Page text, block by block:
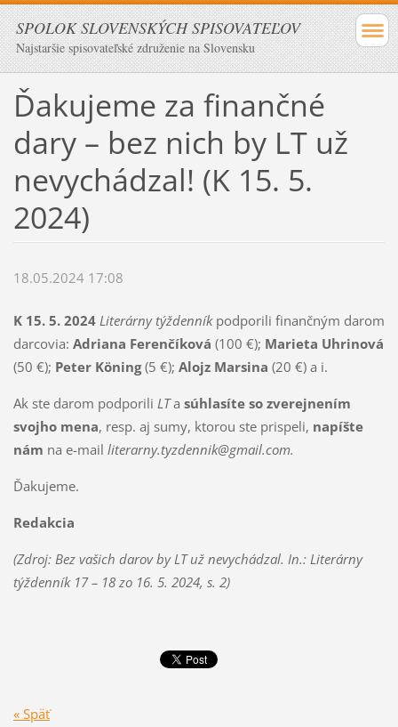
SPOLOK SLOVENSKÝCH SPISOVATEĽOV
Najstaršie spisovateľské združenie na Slovensku
Ďakujeme za finančné
dary – bez nich by LT už
nevychádzal! (K 15. 5.
2024)
18.05.2024 17:08
K 15. 5. 2024 Literárny týždenník podporili finančným darom
darcovia: Adriana Ferenčíková (100 €); Marieta Uhrinová
(50 €); Peter Köning(5 €); Alojz Marsina (20 €) a i.
Ak ste darom podporili LTa súhlasíte so zverejnením
svojho mena, resp. aj sumy, ktorou ste prispeli, napíšte
nám na e-mail literarny.tyzdennik@gmail.com.
Ďakujeme.
Redakcia
(Zdroj: Bez vašich darov by LT už nevychádzal. In.: Literárny
týždenník 17 – 18 zo 16. 5. 2024, s. 2)
« Späť